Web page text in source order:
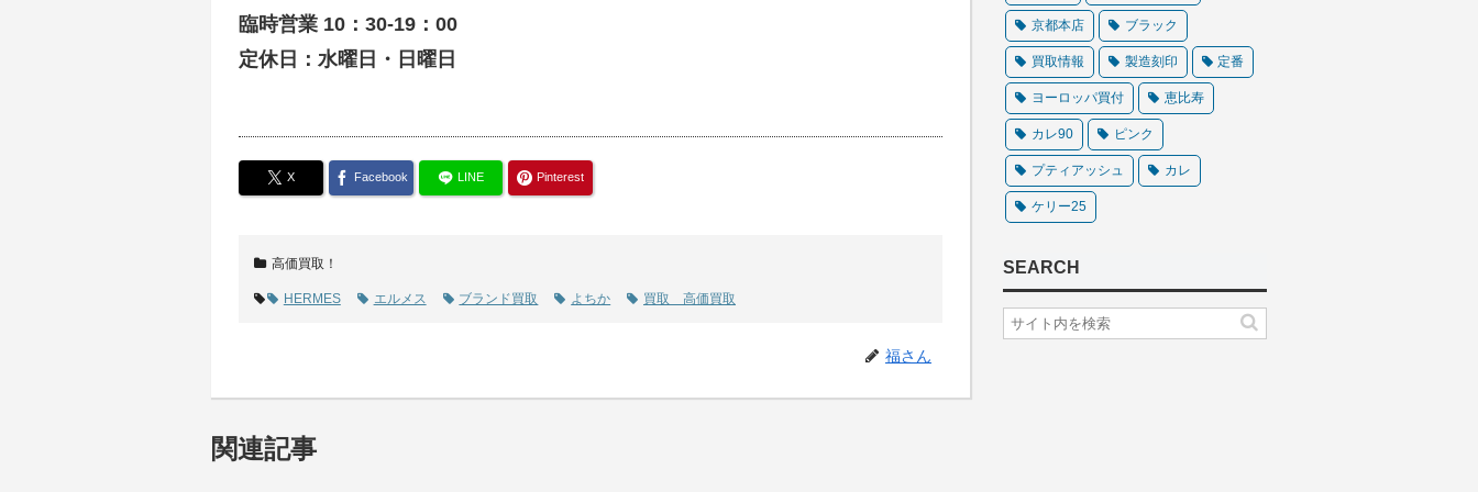
臨時営業 10：30-19：00
定休日：水曜日・日曜日
X Facebook LINE Pinterest
高価買取！
HERMES エルメス ブランド買取 よちか 買取 高価買取
福さん
関連記事
京都本店 ブラック
買取情報 製造刻印 定番
ヨーロッパ買付 恵比寿
カレ90 ピンク
プティアッシュ カレ
ケリー25
SEARCH